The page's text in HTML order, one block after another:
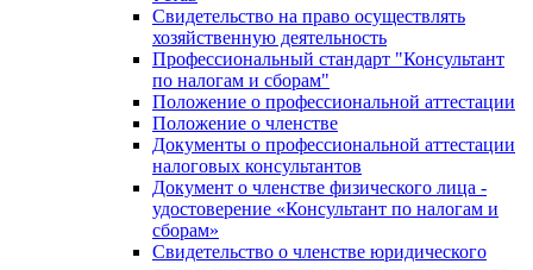
Свидетельство на право осуществлять
хозяйственную деятельность
Профессиональный стандарт "Консультант
по налогам и сборам"
Положение о профессиональной аттестации
Положение о членстве
Документы о профессиональной аттестации
налоговых консультантов
Документ о членстве физического лица -
удостоверение «Консультант по налогам и
сборам»
Свидетельство о членстве юридического